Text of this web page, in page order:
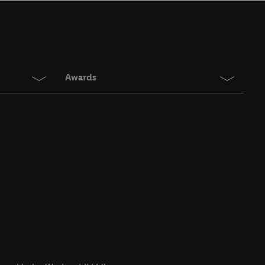
Awards
Meer informatie,
in te